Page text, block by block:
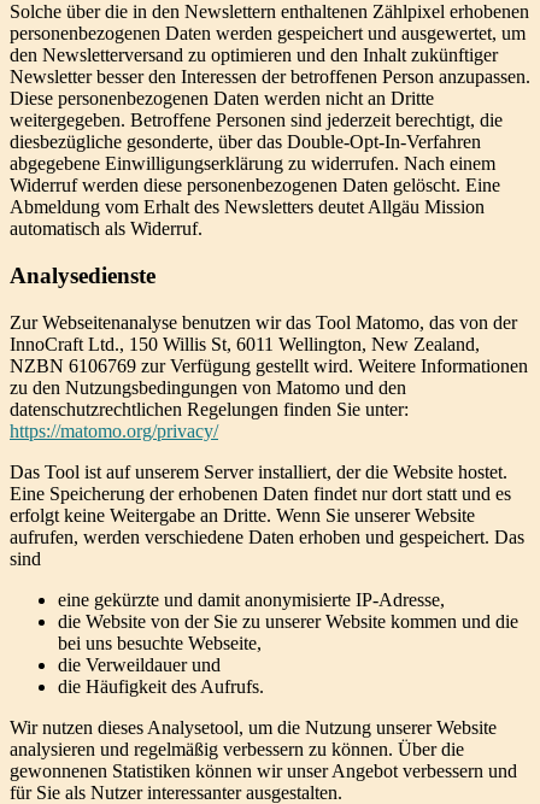
Solche über die in den Newslettern enthaltenen Zählpixel erhobenen
personenbezogenen Daten werden gespeichert und ausgewertet, um
den Newsletterversand zu optimieren und den Inhalt zukünftiger
Newsletter besser den Interessen der betroffenen Person anzupassen.
Diese personenbezogenen Daten werden nicht an Dritte
weitergegeben. Betroffene Personen sind jederzeit berechtigt, die
diesbezügliche gesonderte, über das Double-Opt-In-Verfahren
abgegebene Einwilligungserklärung zu widerrufen. Nach einem
Widerruf werden diese personenbezogenen Daten gelöscht. Eine
Abmeldung vom Erhalt des Newsletters deutet Allgäu Mission
automatisch als Widerruf.
Analysedienste
Zur Webseitenanalyse benutzen wir das Tool Matomo, das von der
InnoCraft Ltd., 150 Willis St, 6011 Wellington, New Zealand,
NZBN 6106769 zur Verfügung gestellt wird. Weitere Informationen
zu den Nutzungsbedingungen von Matomo und den
datenschutzrechtlichen Regelungen finden Sie unter:
https://matomo.org/privacy/
Das Tool ist auf unserem Server installiert, der die Website hostet.
Eine Speicherung der erhobenen Daten findet nur dort statt und es
erfolgt keine Weitergabe an Dritte. Wenn Sie unserer Website
aufrufen, werden verschiedene Daten erhoben und gespeichert. Das
sind
eine gekürzte und damit anonymisierte IP-Adresse,
die Website von der Sie zu unserer Website kommen und die
bei uns besuchte Webseite,
die Verweildauer und
die Häufigkeit des Aufrufs.
Wir nutzen dieses Analysetool, um die Nutzung unserer Website
analysieren und regelmäßig verbessern zu können. Über die
gewonnenen Statistiken können wir unser Angebot verbessern und
für Sie als Nutzer interessanter ausgestalten.